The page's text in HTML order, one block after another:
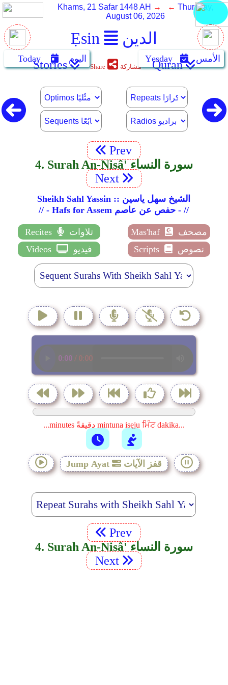
Ẹsin الدين
Khams, 21 Safar 1448 AH → ← Thursday,
August 06, 2026
Today اليوم Yẹsday الأمس Stories Share مشاركة Quran
Prev
4. Surah An-Nisâ' سورة النساء
Next
Sheikh Sahl Yassin :: الشيخ سهل ياسين
// - Hafs for Assem حفص عن عاصم - //
Recites تلاوات Mas'haf
مصحف
Videos
فيديو Scripts نصوص
...minutes دقيقةً mintuna isẹju ਮਿੰਟ dakika...
Jump Ayat قفز الآيات
Prev
4. Surah An-Nisâ' سورة النساء
Next